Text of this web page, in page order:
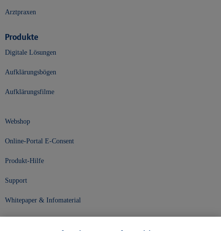
Arztpraxen
Produkte
Digitale Lösungen
Aufklärungsbögen
Aufklärungsfilme
Webshop
Online-Portal E-Consent
Produkt-Hilfe
Support
Whitepaper & Infomaterial